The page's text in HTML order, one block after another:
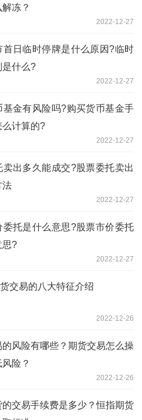
冻？
2022-12-27
首日临时停牌是什么原因?临时
是什么?
2022-12-27
基金有风险吗?购买货币基金手
么计算的?
2022-12-27
卖出多久能成交?股票委托卖出
法
2022-12-27
委托是什么意思?股票市价委托
思?
2022-12-27
交易的八大特征介绍
2022-12-26
的风险有哪些？期货交易怎么操
险？
2022-12-26
的交易手续费是多少？恒指期货